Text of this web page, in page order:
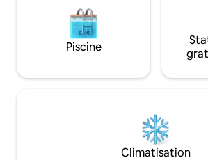
contrôle du logement ! Vous y trouverez
de nombreux placards ouverts gratuits.
Je déballe toujours complètement
lorsque je voyage et je vous invite à le
centre des industries technologiques et
dans un excellent restaurant ou bar. Il
est accessible à pied dans toutes les
directions vers les grandes destinations
de Seattle, y compris la Space Needle. Le
Piscine
Climatisation